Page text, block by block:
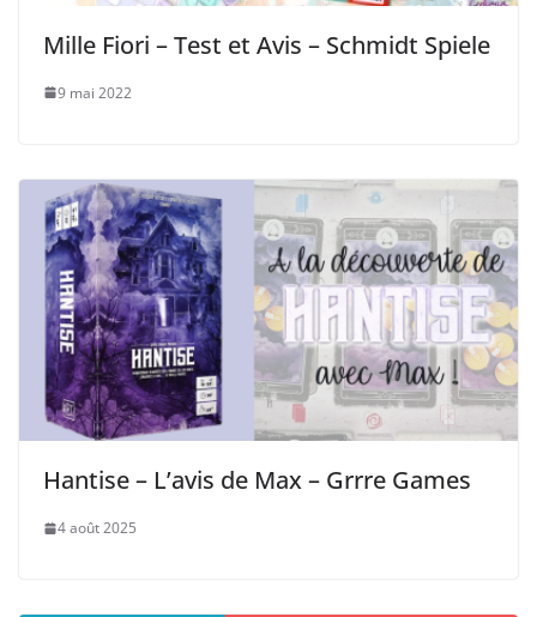
Mille Fiori – Test et Avis – Schmidt Spiele
9 mai 2022
Hantise – L’avis de Max – Grrre Games
4 août 2025